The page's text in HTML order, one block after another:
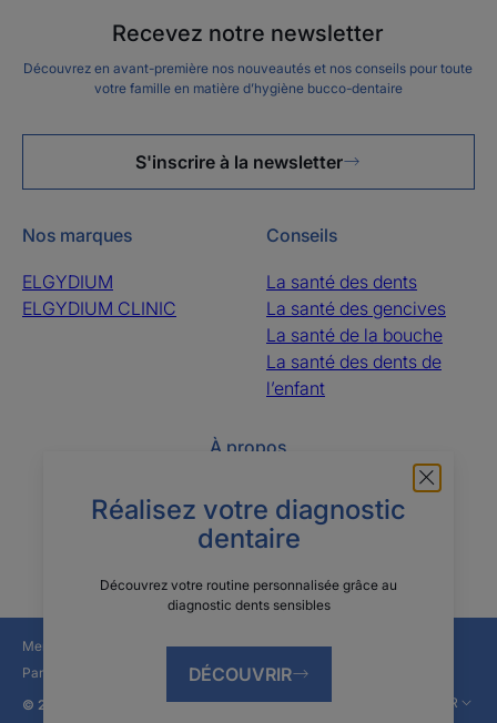
Réalisez votre diagnostic
dentaire
Découvrez votre routine personnalisée grâce au
diagnostic dents sensibles
DÉCOUVRIR
Recevez notre newsletter
Découvrez en avant-première nos nouveautés et nos conseils pour toute
votre famille en matière d’hygiène bucco-dentaire
S'inscrire à la newsletter
Nos marques
ELGYDIUM
ELGYDIUM CLINIC
Conseils
La santé des dents
La santé des gencives
La santé de la bouche
La santé des dents de
l’enfant
À propos
Le groupe Pierre Fabre
Contactez-nousQui sommes-nous ?
Mentions légales
Politique de confidentialité
Paramètres des cookies
© 2026 Pierre Fabre Oral Care
FR